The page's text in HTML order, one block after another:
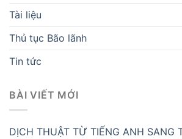
Tài liệu
Thủ tục Bão lãnh
Tin tức
BÀI VIẾT MỚI
DỊCH THUẬT TỪ TIẾNG ANH SANG